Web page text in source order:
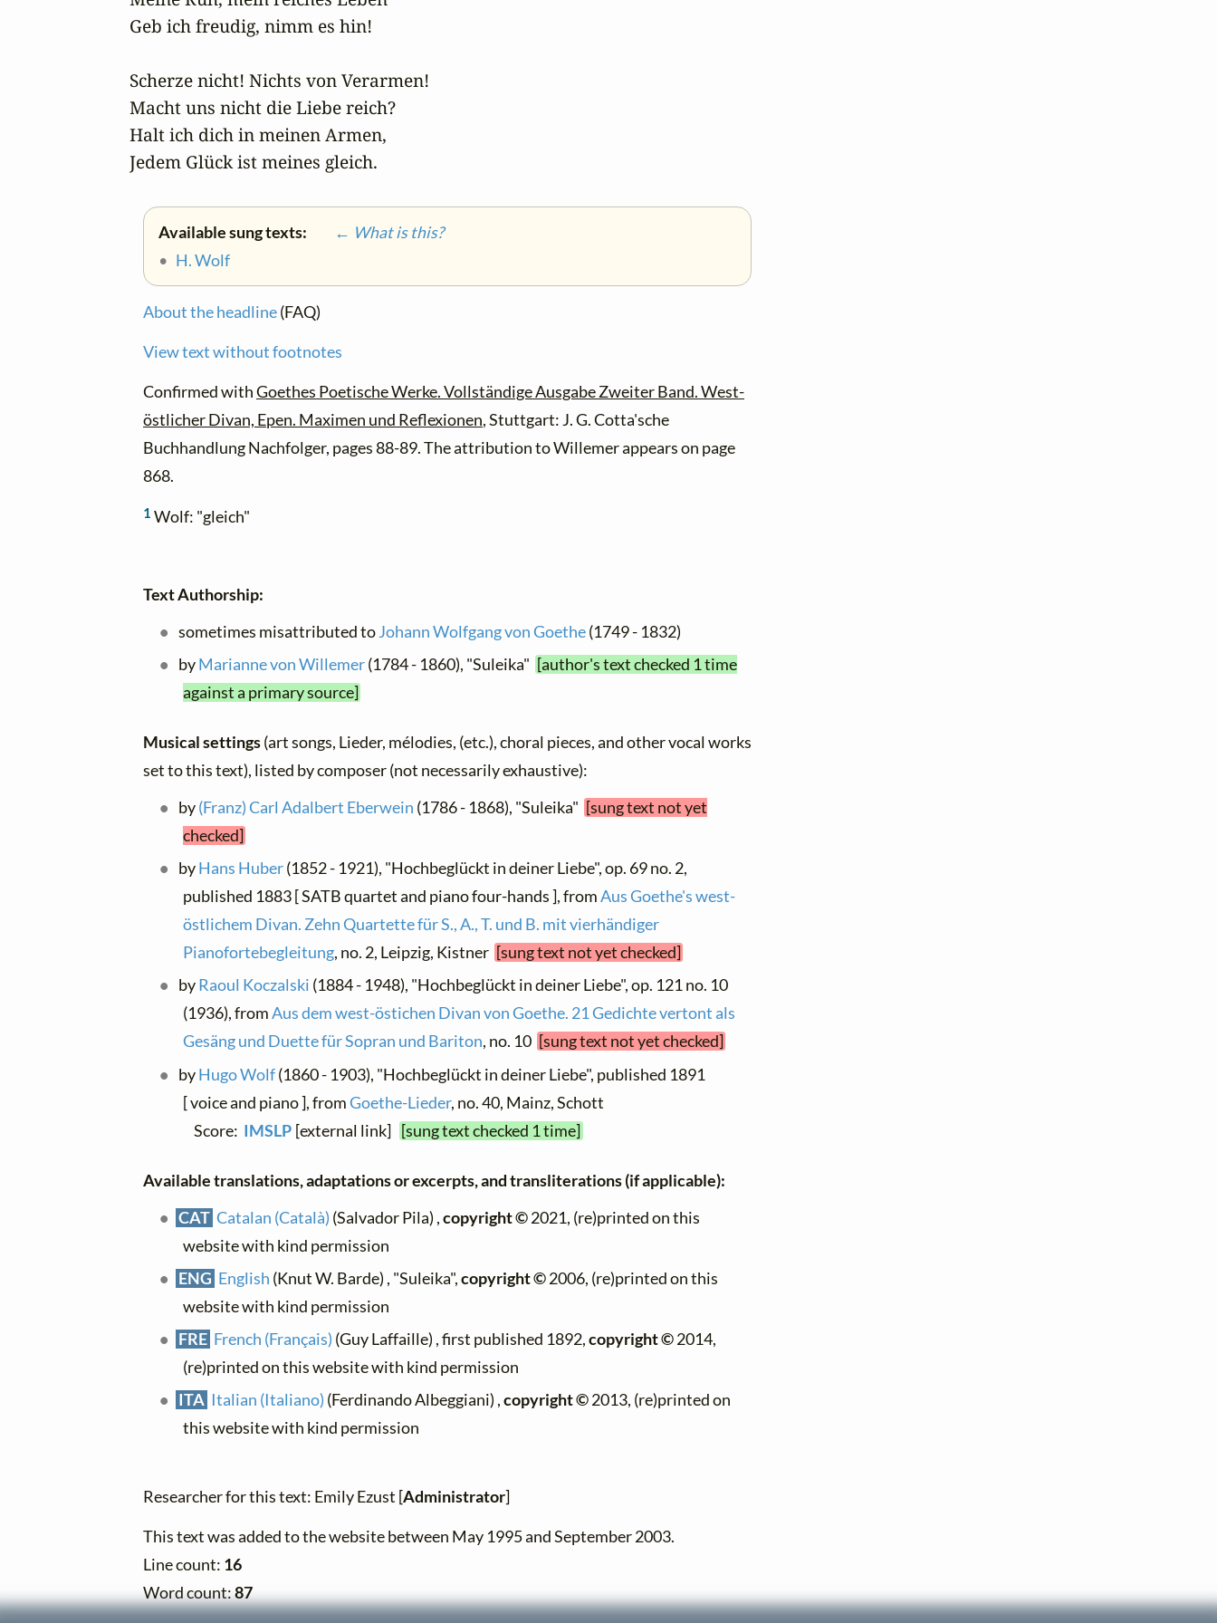
Geb ich freudig, nimm es hin!
Scherze nicht! Nichts von Verarmen!
Macht uns nicht die Liebe reich?
Halt ich dich in meinen Armen,
Jedem Glück ist meines gleich.
Available sung texts:
← What is this?
• H. Wolf
About the headline(FAQ)
View text without footnotes
Confirmed withGoethes Poetische Werke. Vollständige Ausgabe Zweiter Band. West-
östlicher Divan, Epen. Maximen und Reflexionen, Stuttgart: J. G. Cotta'sche
Buchhandlung Nachfolger, pages 88-89. The attribution to Willemer appears on page
868.
1 Wolf: "gleich"
Text Authorship:
sometimes misattributed toJohann Wolfgang von Goethe(1749 - 1832)
byMarianne von Willemer(1784 - 1860), "Suleika" [author's text checked 1 time
against a primary source]
Musical settings(art songs, Lieder, mélodies, (etc.), choral pieces, and other vocal works
set to this text), listed by composer (not necessarily exhaustive):
by(Franz) Carl Adalbert Eberwein (1786 - 1868), "Suleika" [sung text not yet
checked]
byHans Huber(1852 - 1921), "Hochbeglückt in deiner Liebe", op. 69 no. 2,
published 1883 [ SATB quartet and piano four-hands ], fromAus Goethe's west-
östlichem Divan. Zehn Quartette für S., A., T. und B. mit vierhändiger
Pianofortebegleitung, no. 2, Leipzig, Kistner [sung text not yet checked]
byRaoul Koczalski (1884 - 1948), "Hochbeglückt in deiner Liebe", op. 121 no. 10
(1936), fromAus dem west-östichen Divan von Goethe. 21 Gedichte vertont als
Gesäng und Duette für Sopran und Bariton, no. 10 [sung text not yet checked]
byHugo Wolf(1860 - 1903), "Hochbeglückt in deiner Liebe", published 1891
[ voice and piano ], fromGoethe-Lieder, no. 40, Mainz, Schott
Score: IMSLP [external link] [sung text checked 1 time]
Available translations, adaptations or excerpts, and transliterations (if applicable):
CAT Catalan (Català) (Salvador Pila) ,copyright ©2021, (re)printed on this
website with kind permission
ENG English (Knut W. Barde) , "Suleika",copyright ©2006, (re)printed on this
website with kind permission
FRE French (Français) (Guy Laffaille) , first published 1892,copyright ©2014,
(re)printed on this website with kind permission
ITA Italian (Italiano) (Ferdinando Albeggiani) ,copyright ©2013, (re)printed on
this website with kind permission
Researcher for this text: Emily Ezust [Administrator]
This text was added to the website between May 1995 and September 2003.
Line count: 16
Word count:87